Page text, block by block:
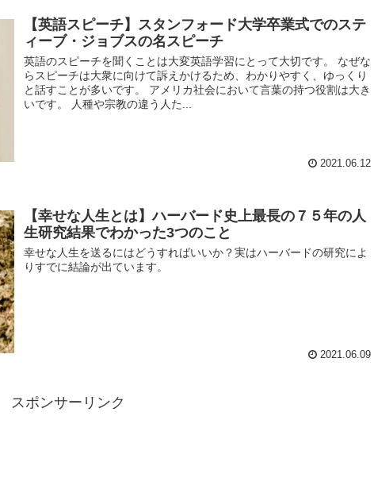
【英語スピーチ】スタンフォード大学卒業式でのステ
ィーブ・ジョブスの名スピーチ
英語のスピーチを聞くことは大変英語学習にとって大切です。 なぜな
らスピーチは大衆に向けて訴えかけるため、わかりやすく、ゆっくり
と話すことが多いです。 アメリカ社会において言葉の持つ役割は大き
いです。 人種や宗教の違う人た...
2021.06.12
【幸せな人生とは】ハーバード史上最長の７５年の人
生研究結果でわかった3つのこと
幸せな人生を送るにはどうすればいいか？実はハーバードの研究によ
りすでに結論が出ています。
2021.06.09
スポンサーリンク